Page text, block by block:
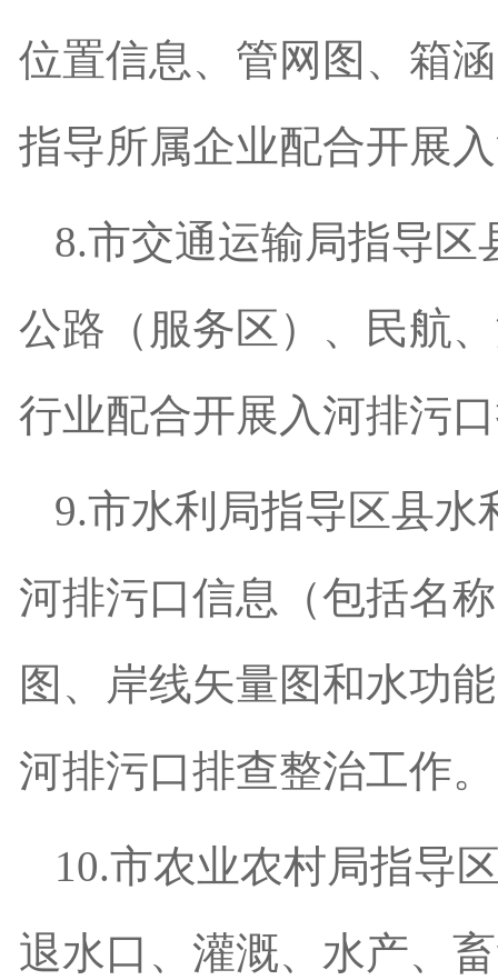
位置信息、管网图、箱
指导所属企业配合开展
8.市交通运输局指导区
公路（服务区）、民航
行业配合开展入河排污
9.市水利局指导区县水
河排污口信息（包括名
图、岸线矢量图和水功
河排污口排查整治工作。
10.市农业农村局指导
退水口、灌溉、水产、